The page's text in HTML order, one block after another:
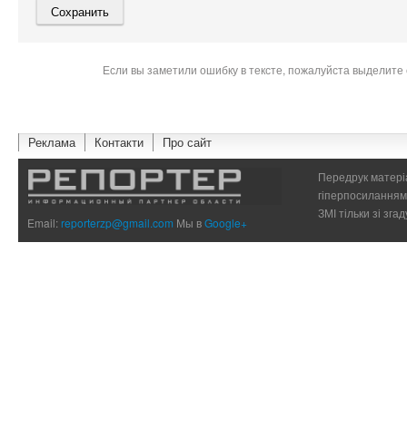
Если вы заметили ошибку в тексте, пожалуйста
Реклама Контакти Про сайт
Email:reporterzp@gmail.com Мы вGoogle+
Передрук
ЗМІ тільки зі